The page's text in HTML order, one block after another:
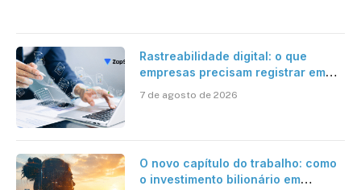
Rastreabilidade digital: o que
empresas precisam registrar em
7 de agosto de 2026
O novo capítulo do trabalho: como
o investimento bilionário em